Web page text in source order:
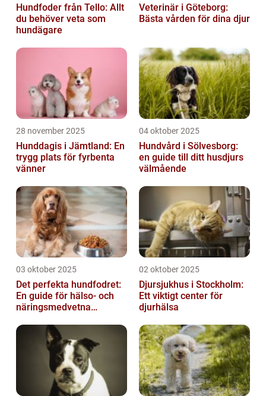
Hundfoder från Tello: Allt
du behöver veta som
hundägare
Veterinär i Göteborg:
Bästa vården för dina djur
28 november 2025
Hunddagis i Jämtland: En
trygg plats för fyrbenta
vänner
04 oktober 2025
Hundvård i Sölvesborg:
en guide till ditt husdjurs
välmående
03 oktober 2025
Det perfekta hundfodret:
En guide för hälso- och
näringsmedvetna
02 oktober 2025
Djursjukhus i Stockholm:
Ett viktigt center för
djurhälsa